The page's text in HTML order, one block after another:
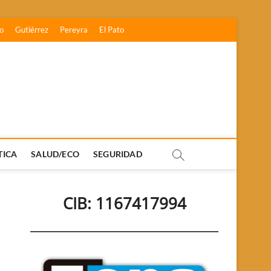
Gutiérrez Pereyra El Pato
SALUD/ECO SEGURIDAD
CIB: 1167417994